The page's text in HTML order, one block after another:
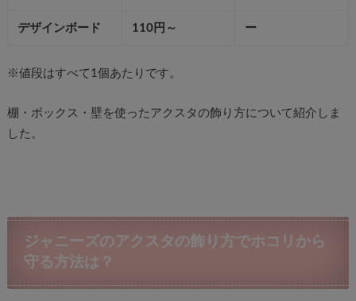
デザインボード 110円～ ー
※値段はすべて1個あたりです。
棚・ボックス・壁を使ったアクスタの飾り方について紹介しま
した。
ジャニーズのアクスタの飾り方でホコリから
守る方法は？